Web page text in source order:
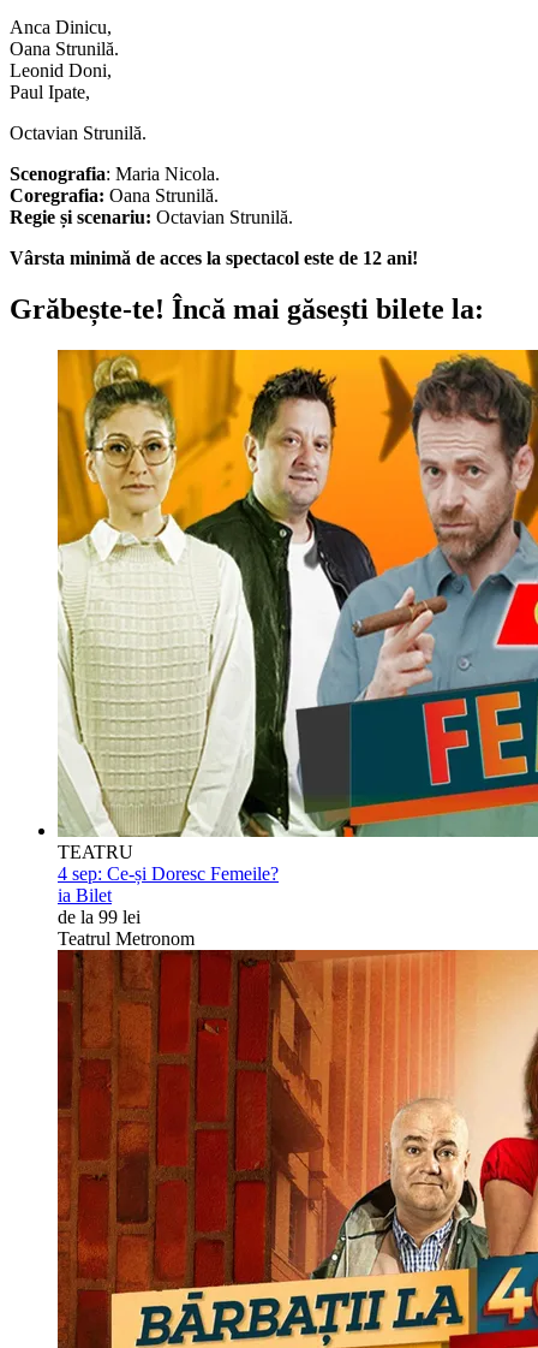
Anca Dinicu,
Oana Strunilă.
Leonid Doni,
Paul Ipate,
Octavian Strunilă.
Scenografia: Maria Nicola.
Coregrafia: Oana Strunilă.
Regie și scenariu: Octavian Strunilă.
Vârsta minimă de acces la spectacol este de 12 ani!
Grăbește-te! Încă mai găsești bilete la:
TEATRU
4 sep: Ce-și Doresc Femeile?
ia Bilet
de la 99 lei
Teatrul Metronom